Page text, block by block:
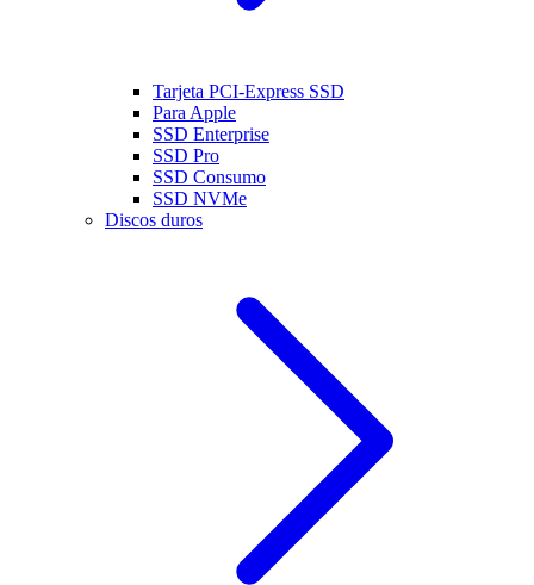
Tarjeta PCI-Express SSD
Para Apple
SSD Enterprise
SSD Pro
SSD Consumo
SSD NVMe
Discos duros